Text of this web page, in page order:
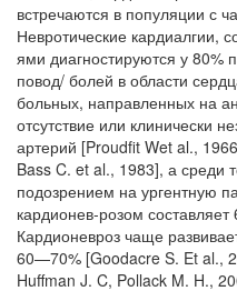
бесплатно, в течении
встречаются в популяции с
Невротические
ями диагностируются у
повод/ болей в области
больных, направленных на
отсутствие или клинически
артерий [Proudfit Wet al.,
Bass C. et al., 1983], а среди
подозрением на ургентную
кардионев-розом
Кардионевроз чаще
60—70% [Goodacre S. Et al.,
Huffman J. C, Pollack M. H.,